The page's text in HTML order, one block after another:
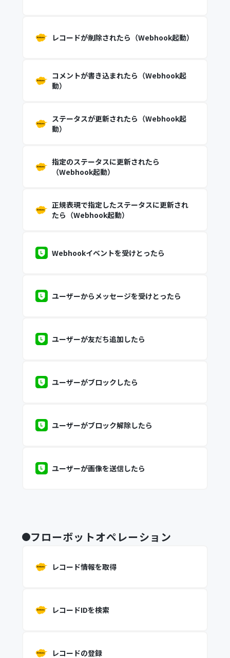
レコードが削除されたら（Webhook起動）
コメントが書き込まれたら（Webhook起
動）
ステータスが更新されたら（Webhook起
動）
指定のステータスに更新されたら
（Webhook起動）
正規表現で指定したステータスに更新され
たら（Webhook起動）
Webhookイベントを受けとったら
ユーザーからメッセージを受けとったら
ユーザーが友だち追加したら
ユーザーがブロックしたら
ユーザーがブロック解除したら
ユーザーが画像を送信したら
フローボットオペレーション
レコード情報を取得
レコードIDを検索
レコードの登録